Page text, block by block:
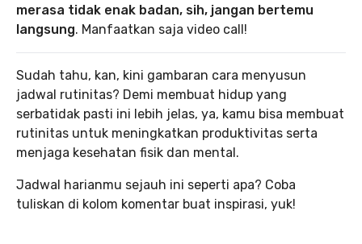
merasa tidak enak badan, sih, jangan bertemu
langsung. Manfaatkan saja video call!
Sudah tahu, kan, kini gambaran cara menyusun
jadwal rutinitas? Demi membuat hidup yang
serbatidak pasti ini lebih jelas, ya, kamu bisa membuat
rutinitas untuk meningkatkan produktivitas serta
menjaga kesehatan fisik dan mental.
Jadwal harianmu sejauh ini seperti apa? Coba
tuliskan di kolom komentar buat inspirasi, yuk!